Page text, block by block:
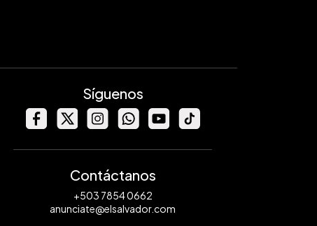
Síguenos
Contáctanos
+503 7854 0662
anunciate@elsalvador.com